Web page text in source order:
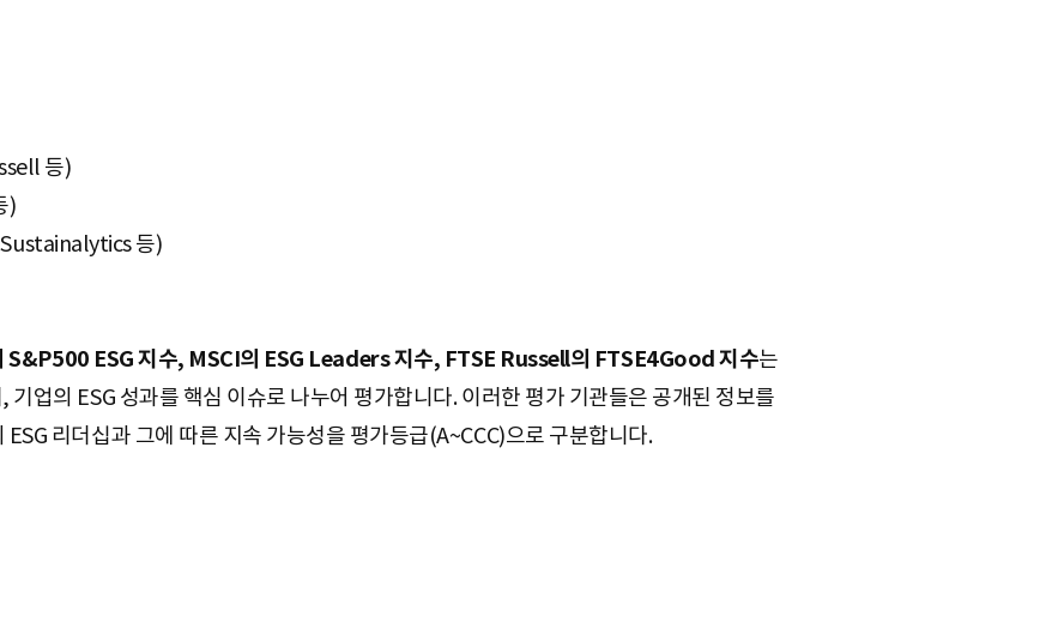
등)
)
등)
S&P500 ESG 지수, MSCI의 ESG Leaders 지수, FTSE Russell의 FTSE4Good 지수는
기업의 ESG 성과를 핵심 이슈로 나누어 평가합니다. 이러한 평가 기관들은 공개된 정보를
리더십과 그에 따른 지속 가능성을 평가등급(A~CCC)으로 구분합니다.